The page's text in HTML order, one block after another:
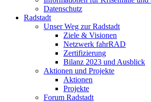
Datenschutz
Radstadt
Unser Weg zur Radstadt
Ziele & Visionen
Netzwerk fahrRAD
Zertifizierung
Bilanz 2023 und Ausblick
Aktionen und Projekte
Aktionen
Projekte
Forum Radstadt